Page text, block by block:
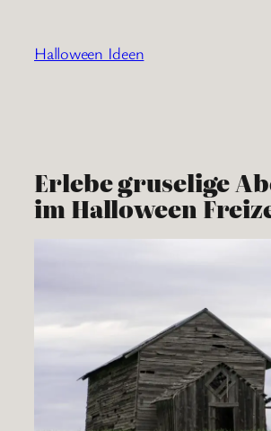
springen
Halloween Ideen
Erlebe gruselige
im Halloween